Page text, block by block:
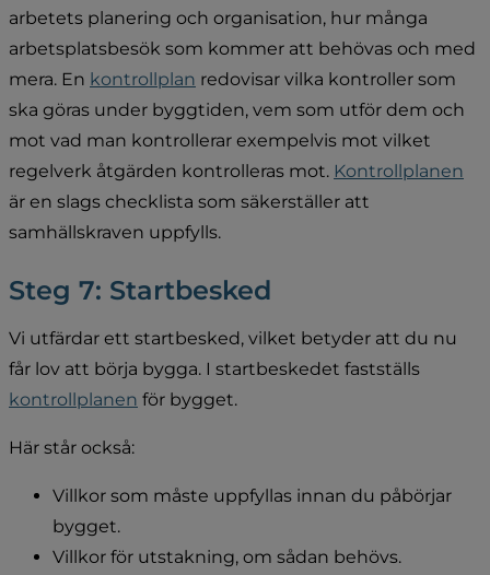
arbetets planering och organisation, hur många
arbetsplatsbesök som kommer att behövas och med
mera. En kontrollplan redovisar vilka kontroller som
ska göras under byggtiden, vem som utför dem och
mot vad man kontrollerar exempelvis mot vilket
regelverk åtgärden kontrolleras mot. Kontrollplanen
är en slags checklista som säkerställer att
samhällskraven uppfylls.
Steg 7: Startbesked
Vi utfärdar ett startbesked, vilket betyder att du nu
kontrollplanen för bygget.
Här står också:
Villkor som måste uppfyllas innan du påbörjar
bygget.
Villkor för utstakning, om sådan behövs.